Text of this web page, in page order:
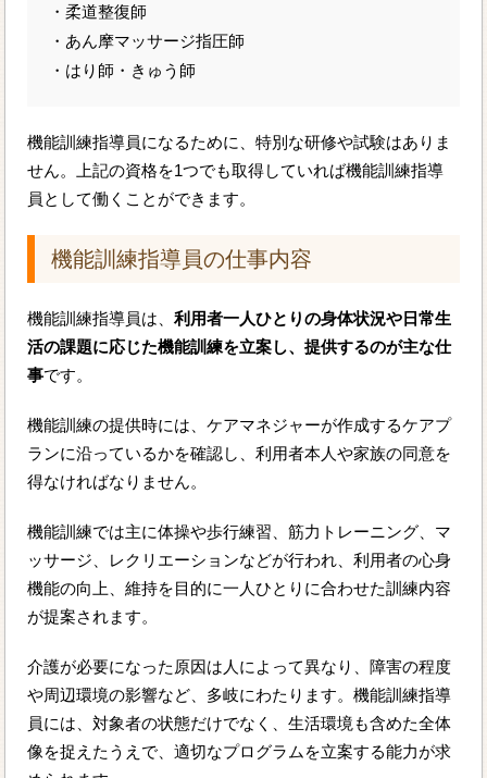
・柔道整復師
・あん摩マッサージ指圧師
・はり師・きゅう師
機能訓練指導員になるために、特別な研修や試験はありま
せん。上記の資格を1つでも取得していれば機能訓練指導
員として働くことができます。
機能訓練指導員の仕事内容
機能訓練指導員は、利用者一人ひとりの身体状況や日常生
活の課題に応じた機能訓練を立案し、提供するのが主な仕
事です。
機能訓練の提供時には、ケアマネジャーが作成するケアプ
ランに沿っているかを確認し、利用者本人や家族の同意を
得なければなりません。
機能訓練では主に体操や歩行練習、筋力トレーニング、マ
ッサージ、レクリエーションなどが行われ、利用者の心身
機能の向上、維持を目的に一人ひとりに合わせた訓練内容
が提案されます。
介護が必要になった原因は人によって異なり、障害の程度
や周辺環境の影響など、多岐にわたります。機能訓練指導
員には、対象者の状態だけでなく、生活環境も含めた全体
像を捉えたうえで、適切なプログラムを立案する能力が求